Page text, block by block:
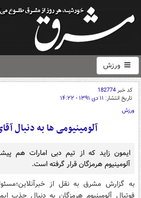
ورزش
کد خبر182774
تاریخ انتشار: ۱۱ دی ۱۳۹۱ - ۱۴:۲۲
ورزش
آلومینیومی ها به دنبال
ایمون زاید که از تیم دبی امارات هم
آلومینیوم هرمزگان قرار گرفته است.
به گزارش مشرق به نقل از
فوتبال آلومینیوم هرمزگان به دنبال جذب